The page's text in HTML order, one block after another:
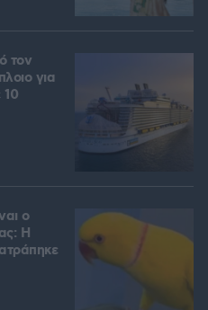
τον
για
10
ο
Η